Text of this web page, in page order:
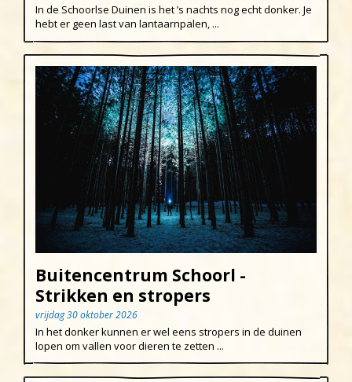
In de Schoorlse Duinen is het ’s nachts nog echt donker. Je
hebt er geen last van lantaarnpalen, ...
Buitencentrum Schoorl -
Strikken en stropers
vrijdag 30 oktober 2026
In het donker kunnen er wel eens stropers in de duinen
lopen om vallen voor dieren te zetten ...